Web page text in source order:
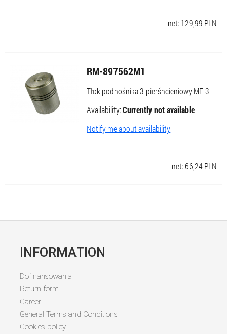
net: 129,99 PLN
RM-897562M1
Tłok podnośnika 3-pierśncieniowy MF-3
Availability:Currently not available
Notify me about availability
net: 66,24PLN
INFORMATION
Dofinansowania
Return form
Career
General Terms and Conditions
Cookies policy